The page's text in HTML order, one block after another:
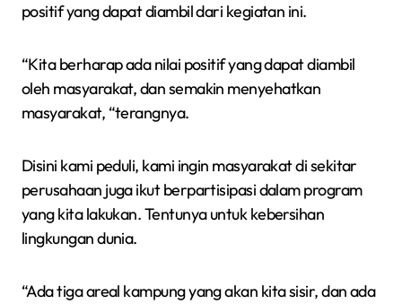
positif yang dapat diambil dari kegiatan ini.
“Kita berharap ada nilai positif yang dapat diambil
oleh masyarakat, dan semakin menyehatkan
masyarakat, “terangnya.
Disini kami peduli, kami ingin masyarakat di sekitar
perusahaan juga ikut berpartisipasi dalam program
yang kita lakukan. Tentunya untuk kebersihan
lingkungan dunia.
“Ada tiga areal kampung yang akan kita sisir, dan ada